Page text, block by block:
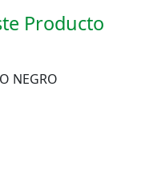
Producto
NEGRO